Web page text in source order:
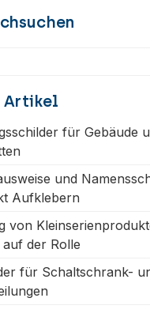
Artikel
für Gebäude
und
Aufklebern
von
der Rolle
für Schaltschrank-